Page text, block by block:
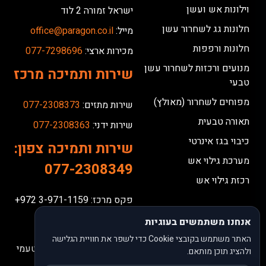
וילונות אש ועשן
חלונות גג לשחרור עשן
חלונות ורפפות
מנועים ורכזות לשחרור עשן
טבעי
מפוחים לשחרור (מאולץ)
תאורה טבעית
כיבוי בגז אינרטי
מערכת גילוי אש
רכזת גילוי אש
ישראל זמורה 2 לוד
מייל:office@paragon.co.il
מכירות ארצי:077-7298696
שירות ותמיכה מרכז
שירות מתזים: 077-2308373
שירות ידני: 077-2308363
שירות ותמיכה צפון:
077-2308349
פקס מרכז: 3-971-1159 972+
אין קבלת קהל במקום.
כל המלל באתר פונה לנשים וגברים אך נכתב בלשון זכר מטעמי
נוחות
אנחנו משתמשים בעוגיות
האתר משתמש בקובצי Cookie כדי לשפר את חוויית הגלישה
ולהציג תוכן מותאם.